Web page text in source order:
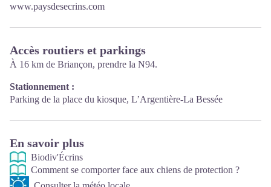
www.paysdesecrins.com
Accès routiers et parkings
À 16 km de Briançon, prendre la N94.
Stationnement :
Parking de la place du kiosque, L’Argentière-La Bessée
En savoir plus
Biodiv'Écrins
Comment se comporter face aux chiens de protection ?